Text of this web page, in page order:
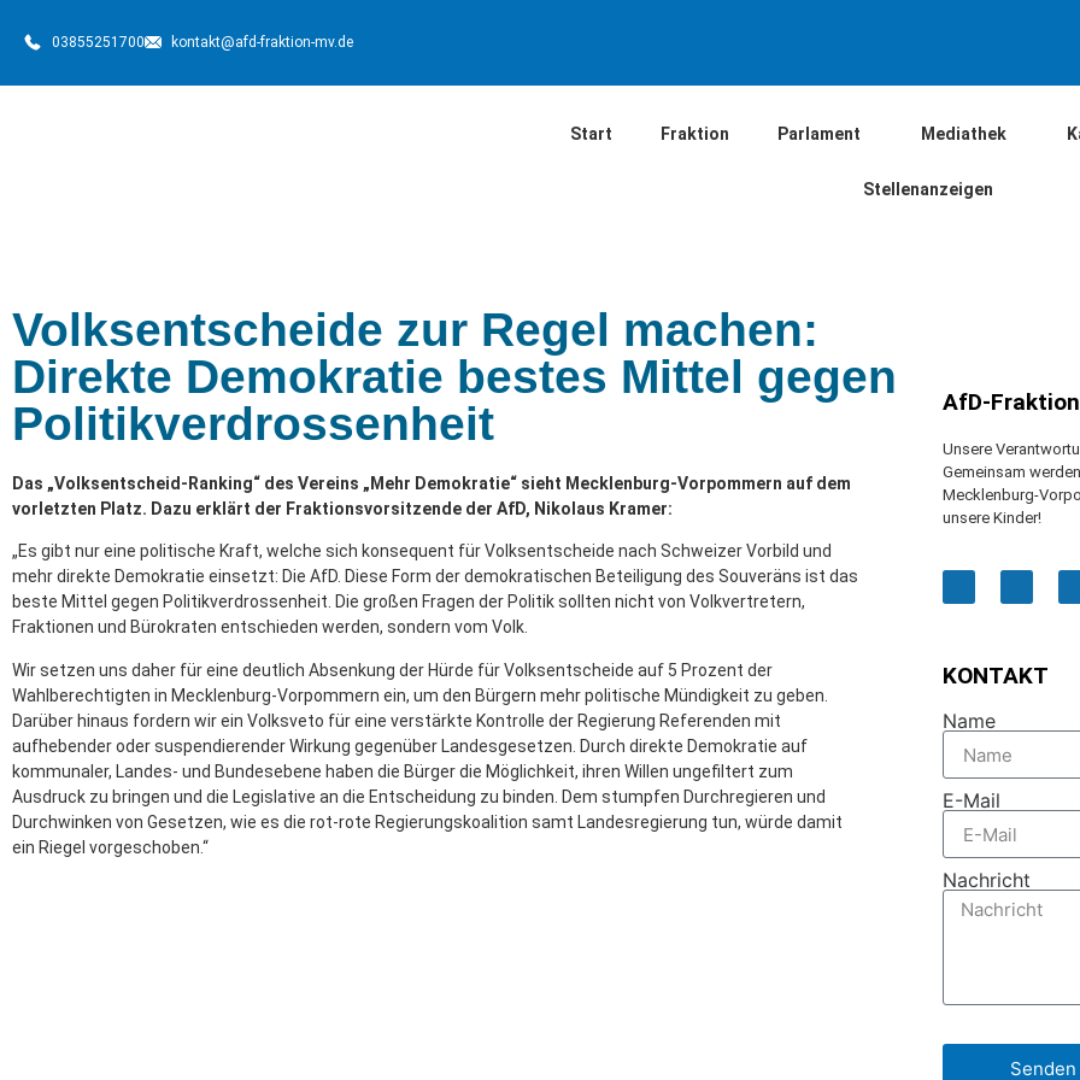
03855251700 kontakt@afd-fraktion-mv.de
Start Fraktion Parlament Mediathek
Stellenanzeigen
Volksentscheide zur Regel machen:
Direkte Demokratie bestes Mittel gegen
Politikverdrossenheit
Das „Volksentscheid-Ranking“ des Vereins „Mehr Demokratie“ sieht Mecklenburg-Vorpommern auf dem
vorletzten Platz. Dazu erklärt der Fraktionsvorsitzende der AfD, Nikolaus Kramer:
„Es gibt nur eine politische Kraft, welche sich konsequent für Volksentscheide nach Schweizer Vorbild und
mehr direkte Demokratie einsetzt: Die AfD. Diese Form der demokratischen Beteiligung des Souveräns ist das
beste Mittel gegen Politikverdrossenheit. Die großen Fragen der Politik sollten nicht von Volkvertretern,
Fraktionen und Bürokraten entschieden werden, sondern vom Volk.
Wir setzen uns daher für eine deutlich Absenkung der Hürde für Volksentscheide auf 5 Prozent der
Wahlberechtigten in Mecklenburg-Vorpommern ein, um den Bürgern mehr politische Mündigkeit zu geben.
Darüber hinaus fordern wir ein Volksveto für eine verstärkte Kontrolle der Regierung Referenden mit
aufhebender oder suspendierender Wirkung gegenüber Landesgesetzen. Durch direkte Demokratie auf
kommunaler, Landes- und Bundesebene haben die Bürger die Möglichkeit, ihren Willen ungefiltert zum
Ausdruck zu bringen und die Legislative an die Entscheidung zu binden. Dem stumpfen Durchregieren und
Durchwinken von Gesetzen, wie es die rot-rote Regierungskoalition samt Landesregierung tun, würde damit
ein Riegel vorgeschoben.“
AfD-
Unsere
Gemeinsam
Mecklenburg-
unsere Kinder!
KONTAKT
Name
E-Mail
Nachricht
Senden